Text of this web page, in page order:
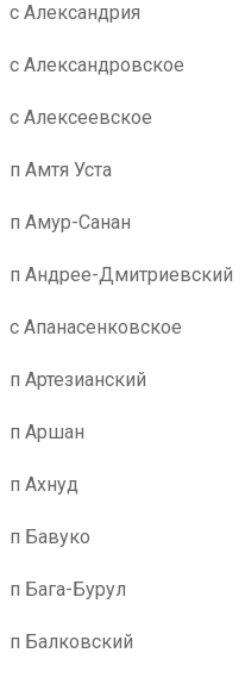
с Александрия
с Александровское
с Алексеевское
п Амтя Уста
п Амур-Санан
п Андрее-Дмитриевский
с Апанасенковское
п Артезианский
п Аршан
п Ахнуд
п Бавуко
п Бага-Бурул
п Балковский